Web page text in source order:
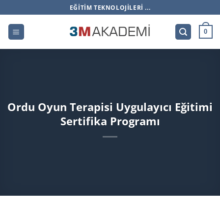
atla
EĞITIM TEKNOLOJILERI ...
0
Ordu Oyun Terapisi Uygulayıcı Eğitimi
Sertifika Programı